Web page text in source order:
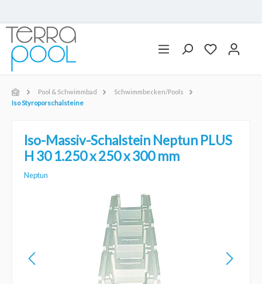
Pool & Schwimmbad
Schwimmbecken/Pools
Iso Styroporschalsteine
Iso-Massiv-Schalstein Neptun PLUS
H 30 1.250 x 250 x 300 mm
Neptun